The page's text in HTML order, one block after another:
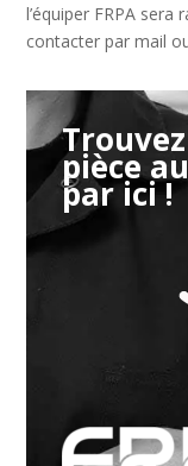
l’équiper FRPA
contacter par mail
pièce
par ici !